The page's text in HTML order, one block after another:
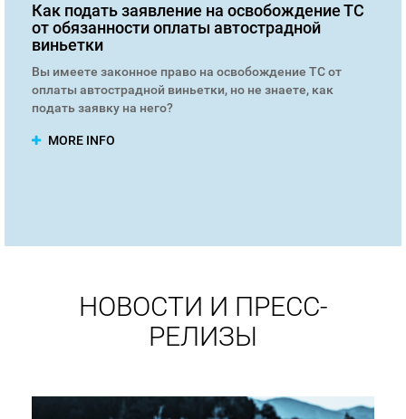
Как подать заявление на освобождение ТС
от обязанности оплаты автострадной
виньетки
Вы имеете законное право на освобождение ТС от
оплаты автострадной виньетки, но не знаете, как
подать заявку на него?
MORE INFO
НОВОСТИ И ПРЕСС-
РЕЛИЗЫ